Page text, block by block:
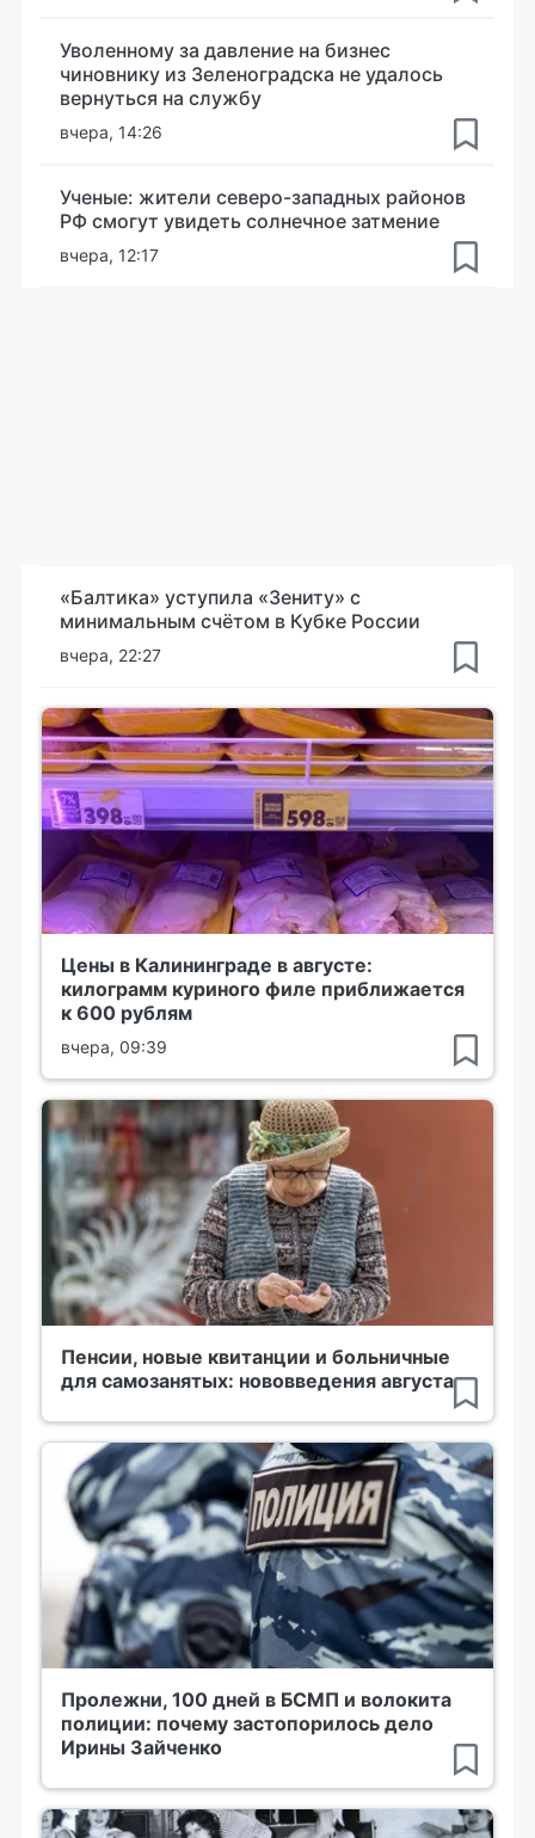
Уволенному за давление на бизнес
чиновнику из Зеленоградска не удалось
вернуться на службу
вчера, 14:26
Ученые: жители северо-западных районов
РФ смогут увидеть солнечное затмение
вчера, 12:17
«Балтика» уступила «Зениту» с
минимальным счётом в Кубке России
вчера, 22:27
Цены в Калининграде в августе:
килограмм куриного филе приближается
к 600 рублям
вчера, 09:39
Пенсии, новые квитанции и больничные
для самозанятых: нововведения августа
Пролежни, 100 дней в БСМП и волокита
полиции: почему застопорилось дело
Ирины Зайченко